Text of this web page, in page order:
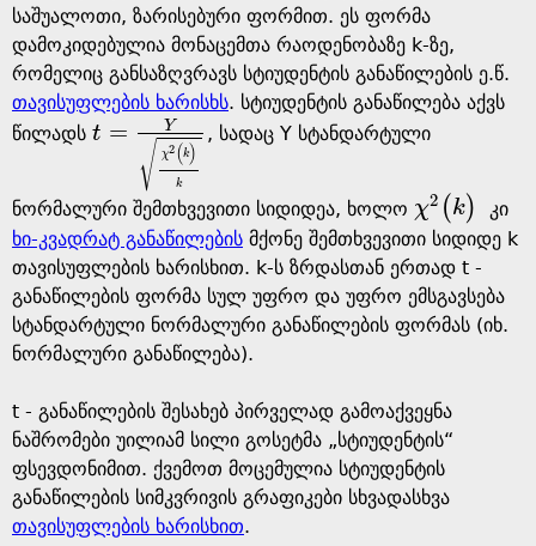
g
e
საშუალოთი, ზარისებური ფორმით. ეს ფორმა
დამოკიდებულია მონაცემთა რაოდენობაზე k-ზე,
რომელიც განსაზღვრავს სტიუდენტის განაწილების ე.წ.
თავისუფლების ხარისხს. სტიუდენტის განაწილება აქვს
წილადს t = Y
χ2(k)
k
√
t=Y 2(k)k , სადაც Y სტანდარტული
ნორმალური შემთხვევითი სიდიდეა, ხოლო χ2 ( k)
χ2( k)
კი
ხი-კვადრატ განაწილების მქონე შემთხვევითი სიდიდე k
თავისუფლების ხარისხით. k-ს ზრდასთან ერთად t -
განაწილების ფორმა სულ უფრო და უფრო ემსგავსება
სტანდარტული ნორმალური განაწილების ფორმას (იხ.
ნორმალური განაწილება).
t - განაწილების შესახებ პირველად გამოაქვეყნა
ნაშრომები უილიამ სილი გოსეტმა „სტიუდენტის“
ფსევდონიმით. ქვემოთ მოცემულია სტიუდენტის
განაწილების სიმკვრივის გრაფიკები სხვადასხვა
თავისუფლების ხარისხით.